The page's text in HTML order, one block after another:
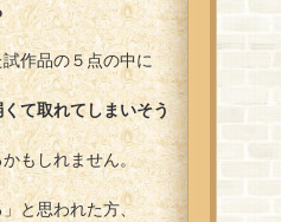
作品の５点の中に
て取れてしまいそう
もしれません。
と思われた方、